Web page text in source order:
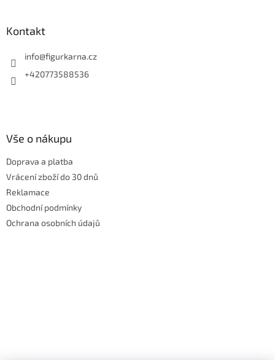
Kontakt
info@figurkarna.cz
+420773588536
Vše o nákupu
Doprava a platba
Vrácení zboží do 30 dnů
Reklamace
Obchodní podmínky
Ochrana osobních údajů